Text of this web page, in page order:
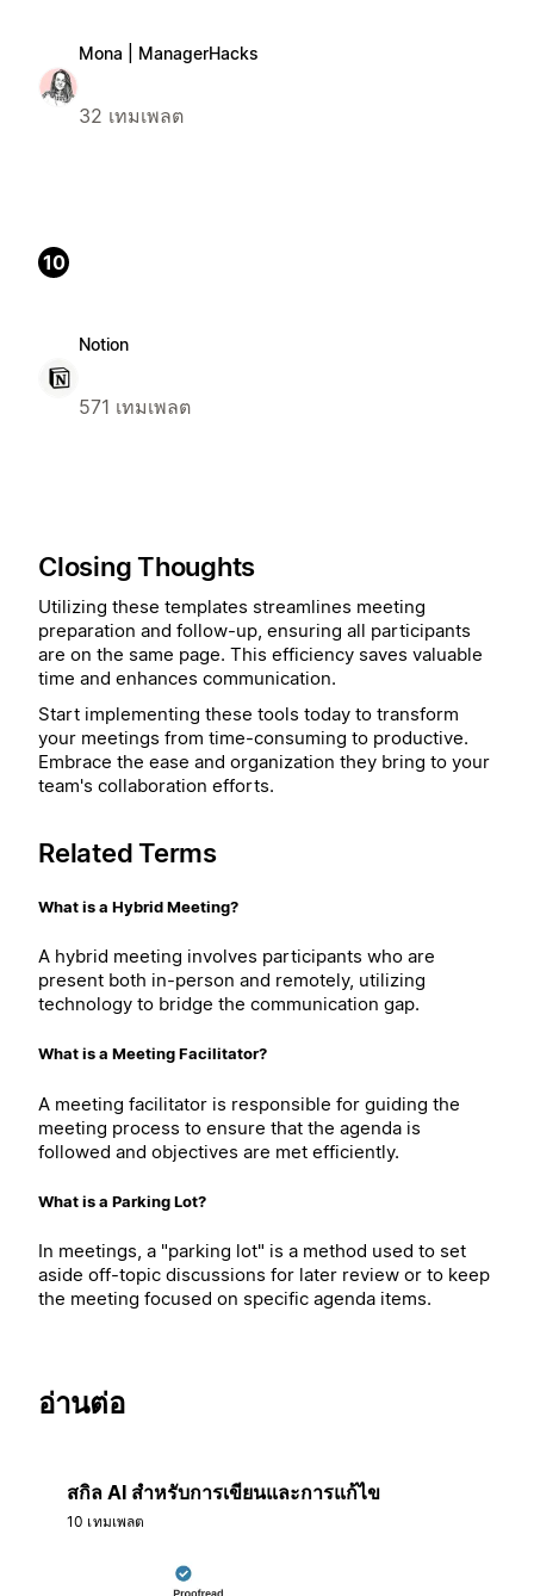
Mona | ManagerHacks
32 เทมเพลต
10
Notion
571 เทมเพลต
Closing Thoughts
Utilizing these templates streamlines meeting
preparation and follow-up, ensuring all participants
are on the same page. This efficiency saves valuable
time and enhances communication.
Start implementing these tools today to transform
your meetings from time-consuming to productive.
Embrace the ease and organization they bring to your
team's collaboration efforts.
Related Terms
What is a Hybrid Meeting?
A hybrid meeting involves participants who are
present both in-person and remotely, utilizing
technology to bridge the communication gap.
What is a Meeting Facilitator?
A meeting facilitator is responsible for guiding the
meeting process to ensure that the agenda is
followed and objectives are met efficiently.
What is a Parking Lot?
In meetings, a "parking lot" is a method used to set
aside off-topic discussions for later review or to keep
the meeting focused on specific agenda items.
อ่านต่อ
สกิล AI สำหรับการเขียนและการแก้ไข
10 เทมเพลต